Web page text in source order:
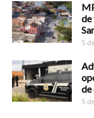
de
5
de
5